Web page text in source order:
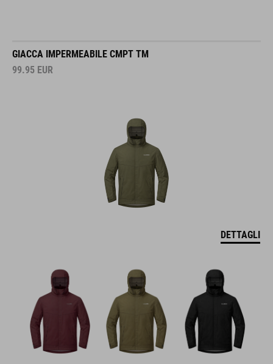
GIACCA IMPERMEABILE CMPT TM
99.95 EUR
DETTAGLI